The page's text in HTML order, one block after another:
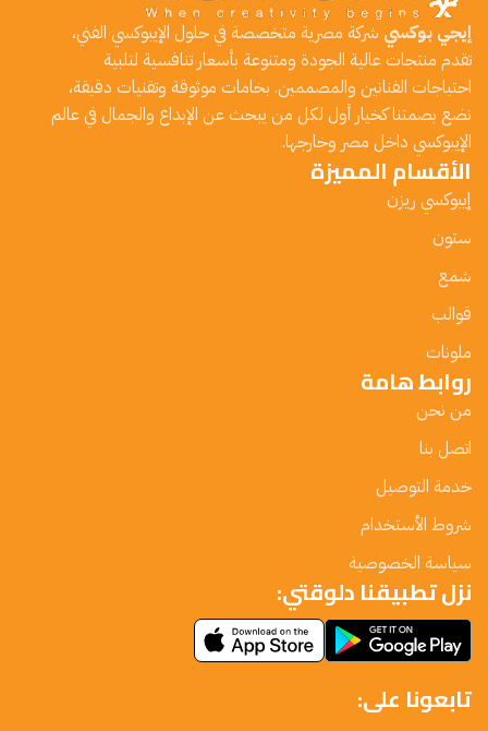
إيجي بوكسي شركة مصرية متخصصة في حلول الإيبوكسي الفني،
تقدم منتجات عالية الجودة ومتنوعة بأسعار تنافسية لتلبية
احتياجات الفنانين والمصممين. بخامات موثوقة وتقنيات دقيقة،
نضع بصمتنا كخيار أول لكل من يبحث عن الإبداع والجمال في عالم
الإيبوكسي داخل مصر وخارجها.
الأقسام المميزة
إيبوكسي ريزن
ستون
شمع
قوالب
ملونات
روابط هامة
من نحن
اتصل بنا
خدمة التوصيل
شروط الأستخدام
سياسة الخصوصية
نزل تطبيقنا دلوقتي:
تابعونا على: